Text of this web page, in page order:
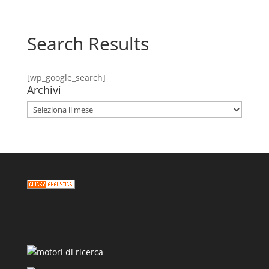
Search Results
[wp_google_search]
Archivi
Archivi